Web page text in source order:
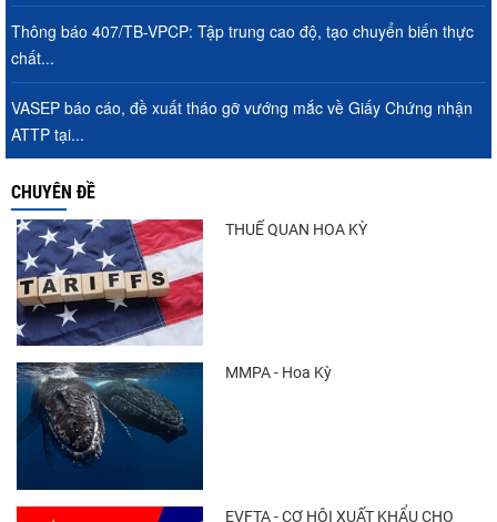
Thông báo 407/TB-VPCP: Tập trung cao độ, tạo chuyển biến thực
chất...
VASEP báo cáo, đề xuất tháo gỡ vướng mắc về Giấy Chứng nhận
ATTP tại...
CHUYÊN ĐỀ
THUẾ QUAN HOA KỲ
MMPA - Hoa Kỳ
EVFTA - CƠ HỘI XUẤT KHẨU CHO